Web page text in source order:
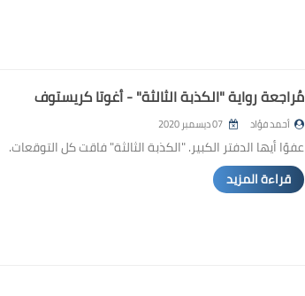
مُراجعة رواية "الكذبة الثالثة" - أغوتا كريستوف
أحمد فؤاد 07 ديسمبر 2020
عفوًا أيها الدفتر الكبير. "الكذبة الثالثة" فاقت كل التوقعات.
قراءة المزيد